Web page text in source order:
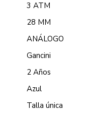
3 ATM
28 MM
ANÁLOGO
Gancini
2 Años
Azul
Talla única